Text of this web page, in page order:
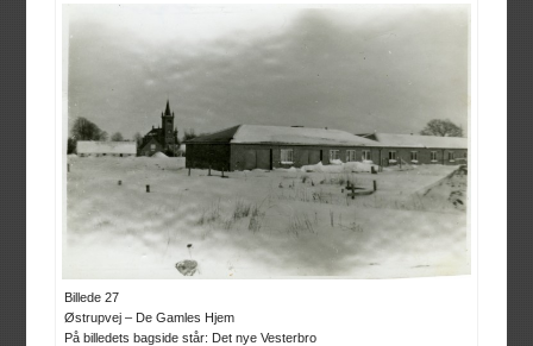
Billede 27
Østrupvej – De Gamles Hjem
På billedets bagside står: Det nye Vesterbro